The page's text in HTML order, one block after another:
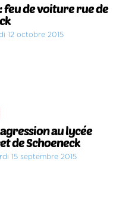
feu de voiture rue de
12 octobre 2015
au lycée
de Schoeneck
15 septembre 2015